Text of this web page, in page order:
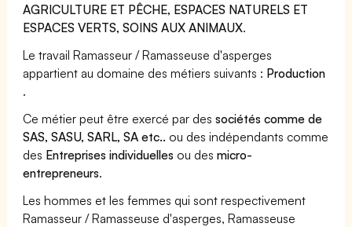
AGRICULTURE ET PÊCHE, ESPACES NATURELS ET
ESPACES VERTS, SOINS AUX ANIMAUX.
Le travail Ramasseur / Ramasseuse d'asperges
appartient au domaine des métiers suivants : Production
.
Ce métier peut être exercé par dessociétés comme de
SAS, SASU, SARL, SA etc.. ou des indépendants comme
des Entreprises individuelles ou desmicro-
entrepreneurs.
Les hommes et les femmes qui sont respectivement
Ramasseur / Ramasseuse d'asperges, Ramasseuse